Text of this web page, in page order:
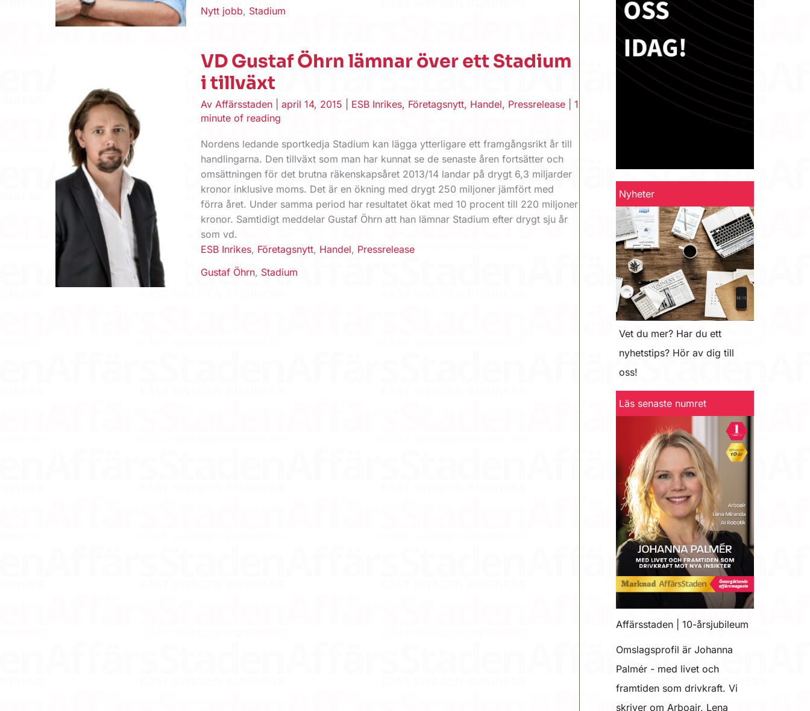
Nytt jobb, Stadium
VD Gustaf Öhrn lämnar över ett Stadium
i tillväxt
Av Affärsstaden |april 14, 2015 ESB Inrikes, Företagsnytt, Handel, Pressrelease |1
minute of reading
Nordens ledande sportkedja Stadium kan lägga ytterligare ett framgångsrikt år till
handlingarna. Den tillväxt som man har kunnat se de senaste åren fortsätter och
omsättningen för det brutna räkenskapsåret 2013/14 landar på drygt 6,3 miljarder
kronor inklusive moms. Det är en ökning med drygt 250 miljoner jämfört med
förra året. Under samma period har resultatet ökat med 10 procent till 220 miljoner
kronor. Samtidigt meddelar Gustaf Öhrn att han lämnar Stadium efter drygt sju år
som vd.
ESB Inrikes, Företagsnytt, Handel, Pressrelease
Gustaf Öhrn, Stadium
Nyheter
Vet du mer? Har du ett
nyhetstips? Hör av dig till
oss!
Läs senaste numret
Affärsstaden | 10-årsjubileum
Omslagsprofil är Johanna
Palmér - med livet och
framtiden som drivkraft. Vi
skriver om Arboair, Lena